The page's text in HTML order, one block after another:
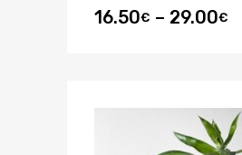
16.50€ – 29.00€